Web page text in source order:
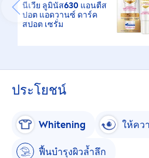
นีเวีย ลูมินัส630 แอนตี้ส
ปอต แอดวานซ์ ดาร์ค
สปอต เซรั่ม
ประโยชน์
Whitening ให้คว
ฟื้นบำรุงผิวล้ำลึก